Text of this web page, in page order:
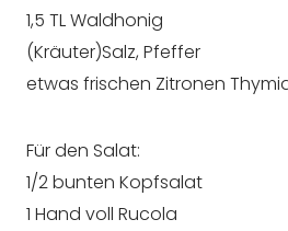
1,5 TL Waldhonig
(Kräuter)Salz, Pfeffer
etwas frischen Zitronen
Für den Salat:
1/2 bunten Kopfsalat
1 Hand voll Rucola